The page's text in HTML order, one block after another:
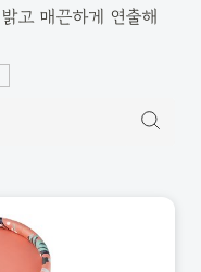
고 매끈하게 연출해